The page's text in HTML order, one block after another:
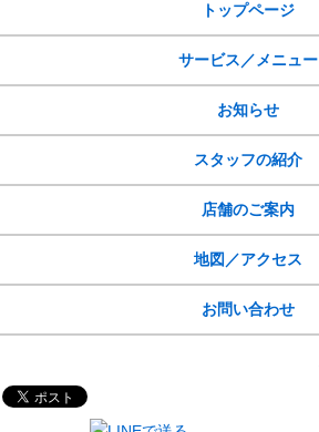
トップページ
サービス／メニュー
お知らせ
スタッフの紹介
店舗のご案内
地図／アクセス
お問い合わせ